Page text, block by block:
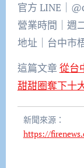
官方 LINE｜
營業時間｜週
地址｜台中市
這篇文章 從台
甜甜圈奪下十
新聞來源：
https://